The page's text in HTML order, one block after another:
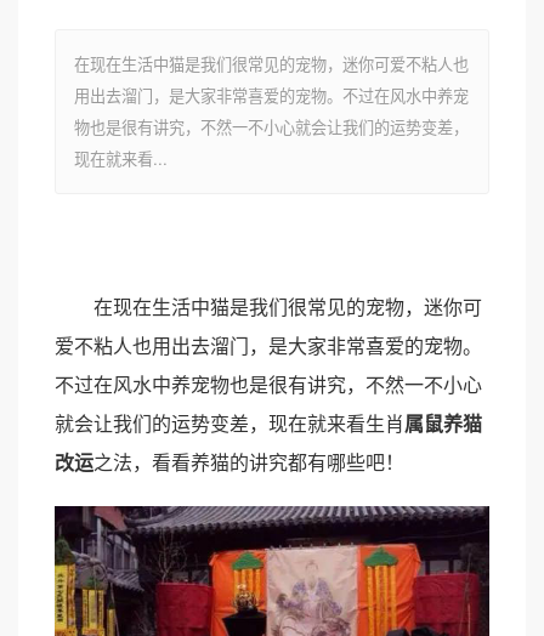
在现在生活中猫是我们很常见的宠物，迷你可爱不粘人也
用出去溜门，是大家非常喜爱的宠物。不过在风水中养宠
物也是很有讲究，不然一不小心就会让我们的运势变差，
现在就来看...
在现在生活中猫是我们很常见的宠物，迷你可
爱不粘人也用出去溜门，是大家非常喜爱的宠物。
不过在风水中养宠物也是很有讲究，不然一不小心
就会让我们的运势变差，现在就来看生肖属鼠养猫
改运之法，看看养猫的讲究都有哪些吧！